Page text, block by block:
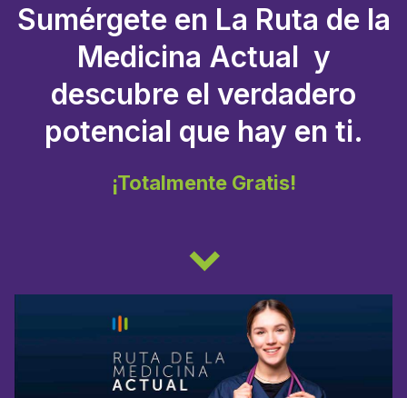
Sumérgete en La Ruta de la
Medicina Actual y
descubre el verdadero
potencial que hay en ti.
¡Totalmente Gratis!
keyboard_arrow_down